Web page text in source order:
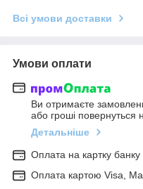
Всі умови доставки
Умови оплати
Ви отримаєте
або гроші повернуться
Детальніше
Оплата на картку
Оплата картою Visa,